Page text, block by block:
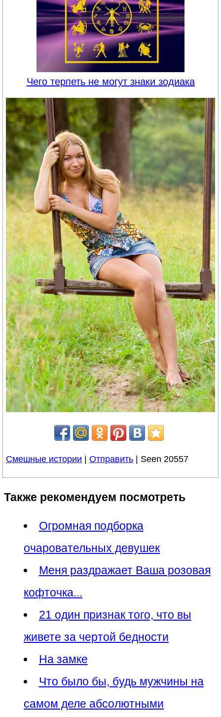
Чего терпеть не могут знаки зодиака
Смешные истории Отправить | Seen 20557
Также рекомендуем посмотреть
Огромная подборка
очаровательных девушек
Меня раздражает Ваша розовая
кофточка...
21 один пpизнак того, что вы
живете за чеpтой бедности
На замке
Что было бы, будь мужчины на
самом деле абсолютными